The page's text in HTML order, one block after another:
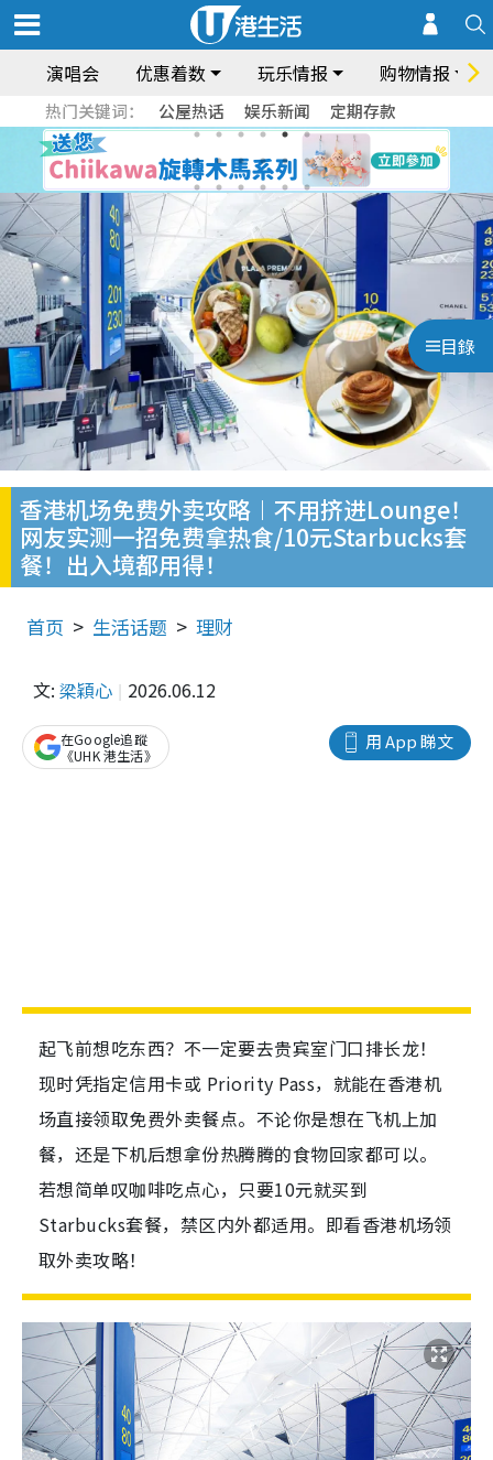
演唱会 优惠着数 玩乐情报 购物情报
热门关键词： 公屋热话 娱乐新闻 定期存款
目錄
香港机场免费外卖攻略︱不用挤进Lounge！
网友实测一招免费拿热食/10元Starbucks套
餐！出入境都用得！
首页 生活话题 理财
文: 梁穎心 2026.06.12
用 App 睇文
在Google追蹤
《UHK 港生活》
起飞前想吃东西？不一定要去贵宾室门口排长龙！
现时凭指定信用卡或 Priority Pass，就能在香港机
场直接领取免费外卖餐点。不论你是想在飞机上加
餐，还是下机后想拿份热腾腾的食物回家都可以。
若想简单叹咖啡吃点心，只要10元就买到
Starbucks套餐，禁区内外都适用。即看香港机场领
取外卖攻略！